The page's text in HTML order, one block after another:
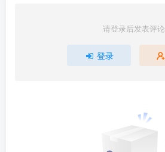
请登录后发表评论
登录